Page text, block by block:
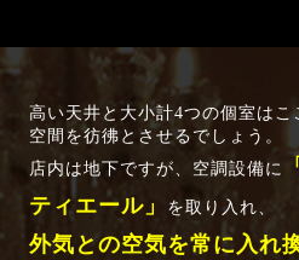
高い天井と大小計4つの個室は
空間を彷彿とさせるでしょう。
店内は地下ですが、空調設備に
ティエール」
を取り入れ、
外気との空気を常に入れ